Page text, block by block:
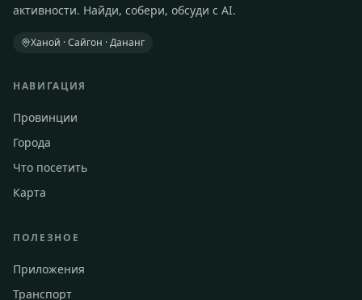
активности. Найди, собери, обсуди с AI.
Ханой · Сайгон · Дананг
НАВИГАЦИЯ
Провинции
Города
Что посетить
Карта
ПОЛЕЗНОЕ
Приложения
Транспорт